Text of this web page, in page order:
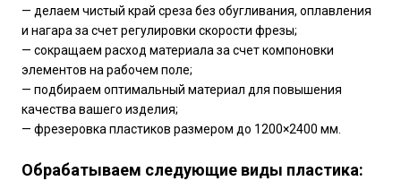
— делаем чистый край среза без обугливания, оплавления
и нагара за счет регулировки скорости фрезы;
— сокращаем расход материала за счет компоновки
элементов на рабочем поле;
— подбираем оптимальный материал для повышения
качества вашего изделия;
— фрезеровка пластиков размером до 1200×2400 мм.
Обрабатываем следующие виды пластика: